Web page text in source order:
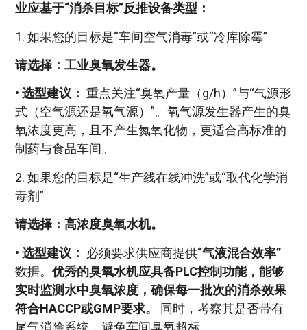
业应基于“消杀目标”反推设备类型：
1. 如果您的目标是“车间空气消毒”或“冷库除霉”
请选择：工业臭氧发生器。
• 选型建议： 重点关注“臭氧产量（g/h）”与“气源形
式（空气源还是氧气源）”。氧气源发生器产生的臭
氧浓度更高，且不产生氮氧化物，更适合高标准的
制药与食品车间。
2. 如果您的目标是“生产线在线冲洗”或“取代化学消
毒剂”
请选择：高浓度臭氧水机。
• 选型建议： 必须要求供应商提供“气液混合效率”
数据。 优秀的臭氧水机应具备PLC控制功能，能够
实时监测水中臭氧浓度，确保每一批次的消杀效果
符合HACCP或GMP要求。
同时，考察其是否带有
尾气消除系统，避免车间臭氧超标。